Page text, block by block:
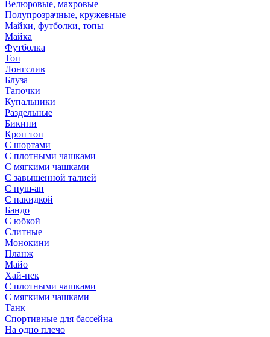
Велюровые, махровые
Полупрозрачные, кружевные
Майки, футболки, топы
Майка
Футболка
Топ
Лонгслив
Блуза
Тапочки
Купальники
Раздельные
Бикини
Кроп топ
С шортами
С плотными чашками
С мягкими чашками
С завышенной талией
С пуш-ап
С накидкой
Бандо
С юбкой
Слитные
Монокини
Планж
Майо
Хай-нек
С плотными чашками
С мягкими чашками
Танк
Спортивные для бассейна
На одно плечо